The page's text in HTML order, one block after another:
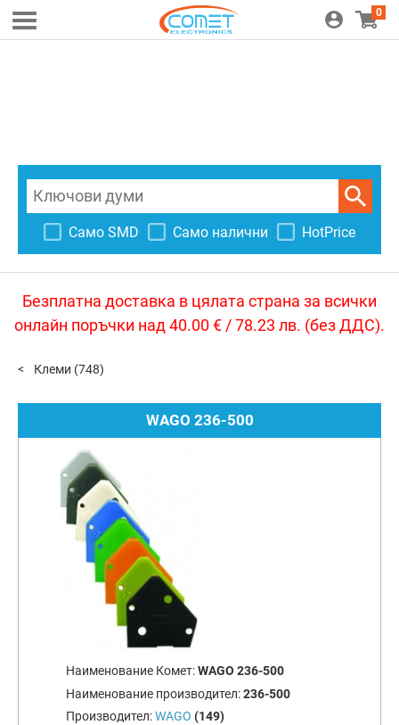
0
Само SMD Само налични HotPrice
Безплатна доставка в цялата страна за всички
онлайн поръчки над 40.00 € / 78.23 лв. (без ДДС).
Клеми (748)
WAGO 236-500
Наименование Комет:WAGO 236-500
Наименование производител:236-500
Производител:WAGO (149)